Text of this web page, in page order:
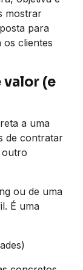
mostrar
para
os clientes
valor (e
a uma
de contratar
outro
ou de uma
É uma